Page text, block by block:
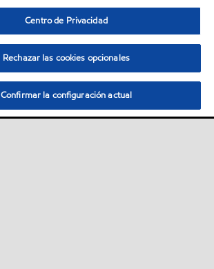
Centro de Privacidad
Rechazar las cookies opcionales
Confirmar la configuración actual